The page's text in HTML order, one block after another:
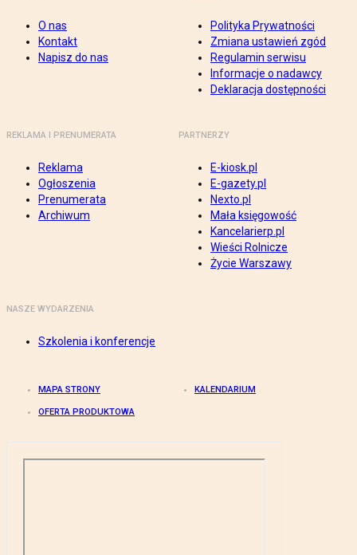
O nas
Kontakt
Napisz do nas
Polityka Prywatności
Zmiana ustawień zgód
Regulamin serwisu
Informacje o nadawcy
Deklaracja dostępności
REKLAMA I PRENUMERATA
Reklama
Ogłoszenia
Prenumerata
Archiwum
PARTNERZY
E-kiosk.pl
E-gazety.pl
Nexto.pl
Mała księgowość
Kancelarierp.pl
Wieści Rolnicze
Życie Warszawy
NASZE WYDARZENIA
Szkolenia i konferencje
MAPA STRONY KALENDARIUM
OFERTA PRODUKTOWA